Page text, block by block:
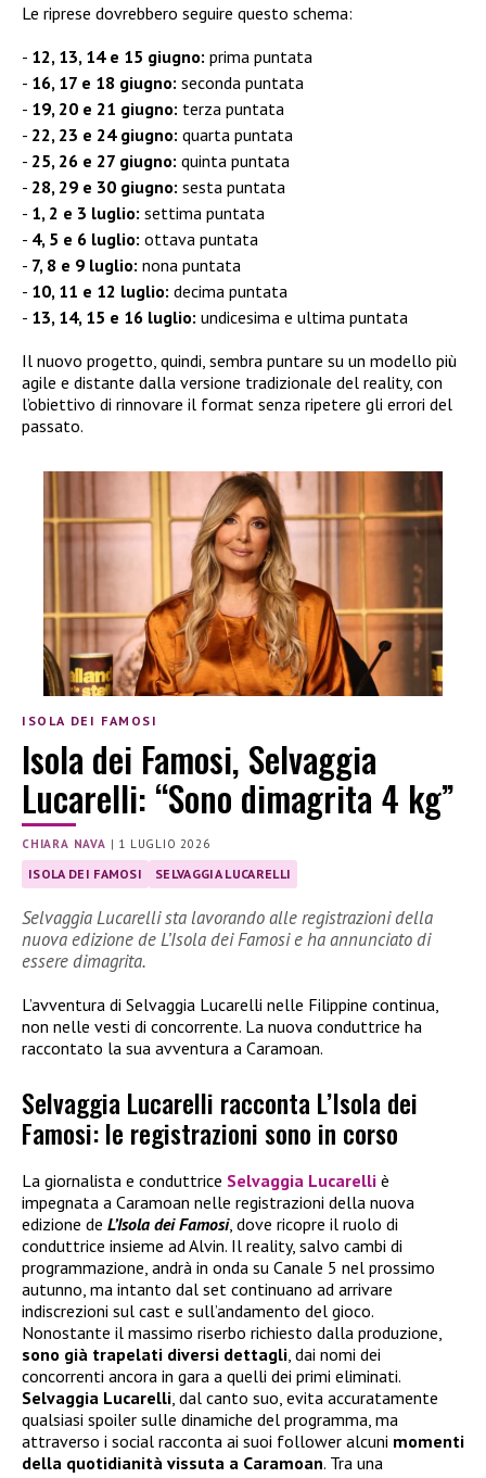
Le riprese dovrebbero seguire questo schema:
12, 13, 14 e 15 giugno: prima puntata
16, 17 e 18 giugno: seconda puntata
19, 20 e 21 giugno: terza puntata
22, 23 e 24 giugno: quarta puntata
25, 26 e 27 giugno: quinta puntata
28, 29 e 30 giugno: sesta puntata
1, 2 e 3 luglio: settima puntata
4, 5 e 6 luglio: ottava puntata
7, 8 e 9 luglio: nona puntata
10, 11 e 12 luglio: decima puntata
13, 14, 15 e 16 luglio: undicesima e ultima puntata
Il nuovo progetto, quindi, sembra puntare su un modello più
agile e distante dalla versione tradizionale del reality, con
l’obiettivo di rinnovare il format senza ripetere gli errori del
passato.
ISOLA DEI FAMOSI
Isola dei Famosi, Selvaggia
Lucarelli: “Sono dimagrita 4 kg”
CHIARA NAVA | 1 LUGLIO 2026
ISOLA DEI FAMOSI SELVAGGIA LUCARELLI
Selvaggia Lucarelli sta lavorando alle registrazioni della
nuova edizione de L’Isola dei Famosi e ha annunciato di
essere dimagrita.
L’avventura di Selvaggia Lucarelli nelle Filippine continua,
non nelle vesti di concorrente. La nuova conduttrice ha
raccontato la sua avventura a Caramoan.
Selvaggia Lucarelli racconta L’Isola dei
Famosi: le registrazioni sono in corso
La giornalista e conduttrice Selvaggia Lucarelli è
impegnata a Caramoan nelle registrazioni della nuova
edizione de L’Isola dei Famosi, dove ricopre il ruolo di
conduttrice insieme ad Alvin. Il reality, salvo cambi di
programmazione, andrà in onda su Canale 5 nel prossimo
autunno, ma intanto dal set continuano ad arrivare
indiscrezioni sul cast e sull’andamento del gioco.
Nonostante il massimo riserbo richiesto dalla produzione,
sono già trapelati diversi dettagli, dai nomi dei
concorrenti ancora in gara a quelli dei primi eliminati.
Selvaggia Lucarelli, dal canto suo, evita accuratamente
qualsiasi spoiler sulle dinamiche del programma, ma
attraverso i social racconta ai suoi follower alcuni momenti
della quotidianità vissuta a Caramoan. Tra una